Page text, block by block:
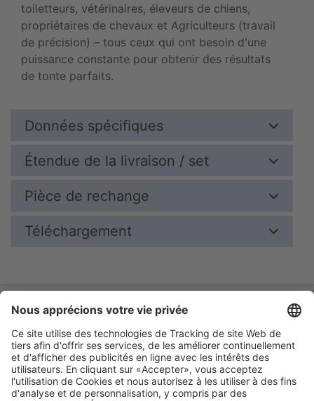
toiletteurs, vétérinaires, éleveurs de chiens,
propriétaires de chevaux et Agriculteurs (travail
de précision) – tous ceux qui ont besoin d'une
puissance constante pour obtenir des résultats
de tonte parfaits.
Données spécifiques
Étendue de la livraison / set
Pièce de rechange
Téléchargement
Catalogue online
Entreprise
Conditions générales
Salon
Garantie
Mentions légales
Protection des données
Déclaration